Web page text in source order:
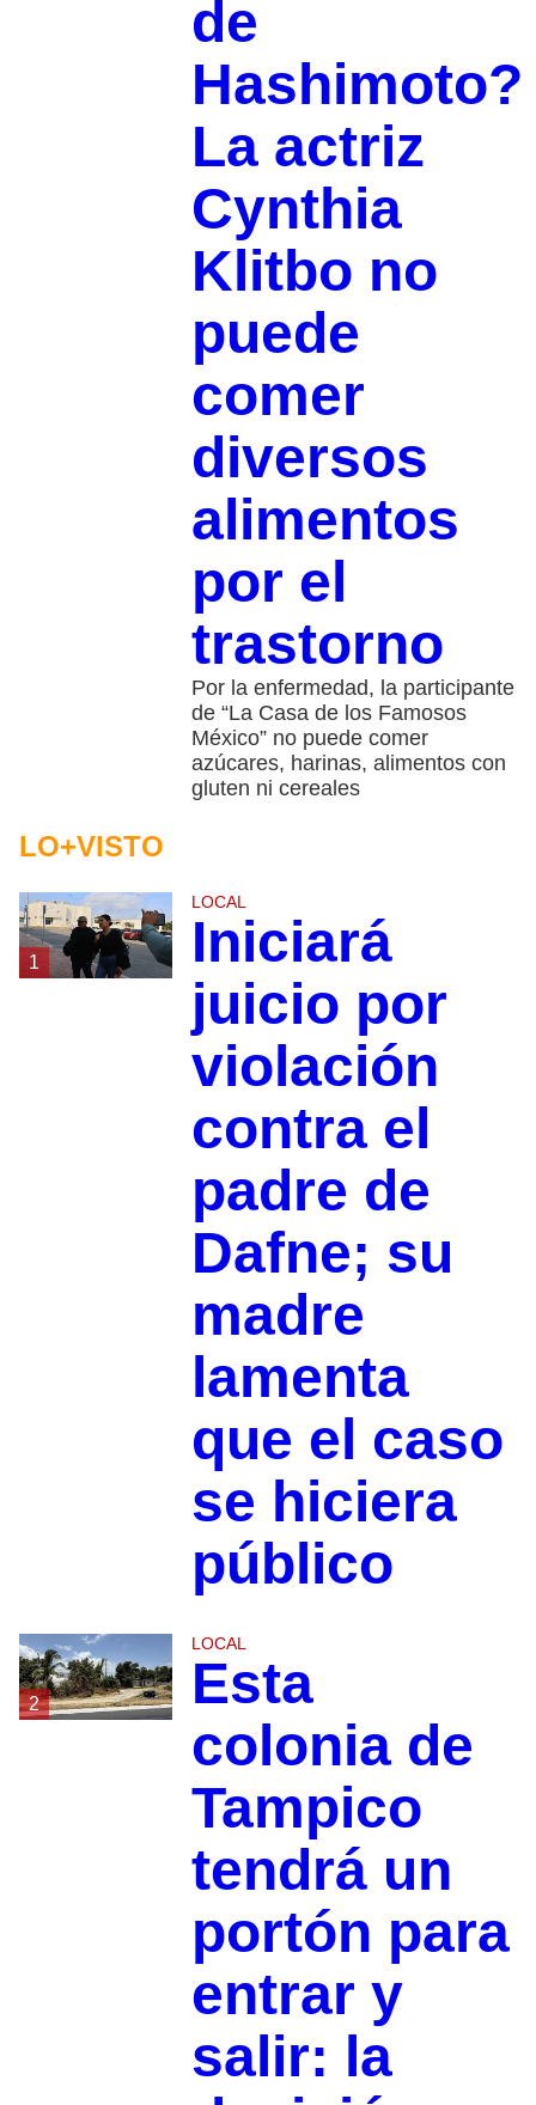
de
Hashimoto?
La actriz
Cynthia
Klitbo no
puede
comer
diversos
alimentos
por el
trastorno
Por la enfermedad, la participante
de “La Casa de los Famosos
México” no puede comer
azúcares, harinas, alimentos con
gluten ni cereales
LO+VISTO
1
LOCAL
Iniciará
juicio por
violación
contra el
padre de
Dafne; su
madre
lamenta
que el caso
se hiciera
público
2
LOCAL
Esta
colonia de
Tampico
tendrá un
portón para
entrar y
salir: la